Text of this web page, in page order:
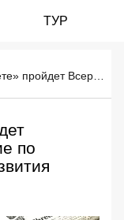
ТУРИЗМ
по